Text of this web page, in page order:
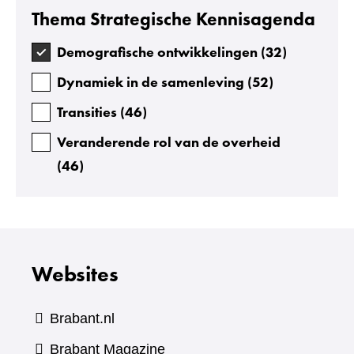
Thema Strategische Kennisagenda
Demografische ontwikkelingen (32)
Dynamiek in de samenleving (52)
Transities (46)
Veranderende rol van de overheid
(46)
Websites
Brabant.nl
Brabant Magazine(verwijst